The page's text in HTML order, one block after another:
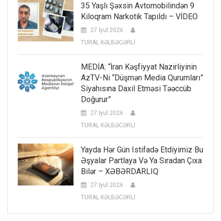
35 Yaşlı Şəxsin Avtomobilindən 9
Kiloqram Narkotik Tapıldı – VİDEO
27 İyul 2026
TURAL KƏLBƏCƏRLİ
MEDİA: “İran Kəşfiyyat Nazirliyinin
AzTV-Ni “düşmən Media Qurumları”
Siyahısına Daxil Etməsi Təəccüb
Doğurur”
27 İyul 2026
TURAL KƏLBƏCƏRLİ
Yayda Hər Gün Istifadə Etdiyimiz Bu
Əşyalar Partlaya Və Ya Sıradan Çıxa
Bilər – XƏBƏRDARLIQ
27 İyul 2026
TURAL KƏLBƏCƏRLİ